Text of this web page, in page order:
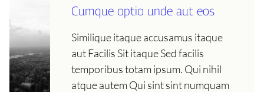
Cumque optio unde aut eos
Similique itaque accusamus itaque
aut Facilis Sit itaque Sed facilis
temporibus totam ipsum. Qui nihil
atque autem Qui sint sint numquam